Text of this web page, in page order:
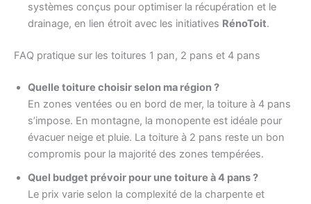
systèmes conçus pour optimiser la récupération et le
drainage, en lien étroit avec les initiatives RénoToit.
FAQ pratique sur les toitures 1 pan, 2 pans et 4 pans
Quelle toiture choisir selon ma région ?
En zones ventées ou en bord de mer, la toiture à 4 pans
s’impose. En montagne, la monopente est idéale pour
évacuer neige et pluie. La toiture à 2 pans reste un bon
compromis pour la majorité des zones tempérées.
Quel budget prévoir pour une toiture à 4 pans ?
Le prix varie selon la complexité de la charpente et